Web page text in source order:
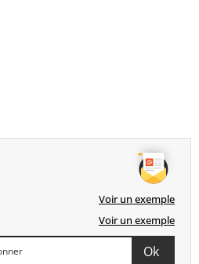
Voir un exemple
Voir un exemple